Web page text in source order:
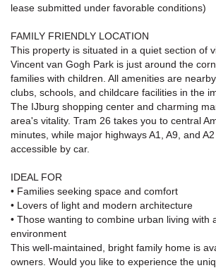
lease submitted under favorable conditions)
FAMILY FRIENDLY LOCATION
This property is situated in a quiet section of
Vincent van Gogh Park is just around the
families with children. All amenities are
clubs, schools, and childcare facilities in the
The IJburg shopping center and charming
area's vitality. Tram 26 takes you to central
minutes, while major highways A1, A9, and
accessible by car.
IDEAL FOR
• Families seeking space and comfort
• Lovers of light and modern architecture
• Those wanting to combine urban living with
environment
This well-maintained, bright family home is
owners. Would you like to experience the